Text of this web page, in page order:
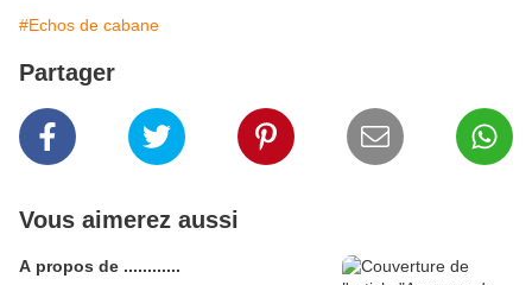
#Echos de cabane
Partager
Vous aimerez aussi
A propos de ............